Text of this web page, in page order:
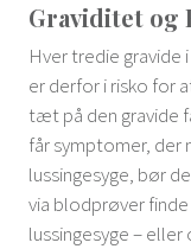
Graviditet og
Hver tredie gravide
er derfor i risko for
tæt på den gravide
får symptomer, der
lussingesyge, bør
via blodprøver finde
lussingesyge – eller